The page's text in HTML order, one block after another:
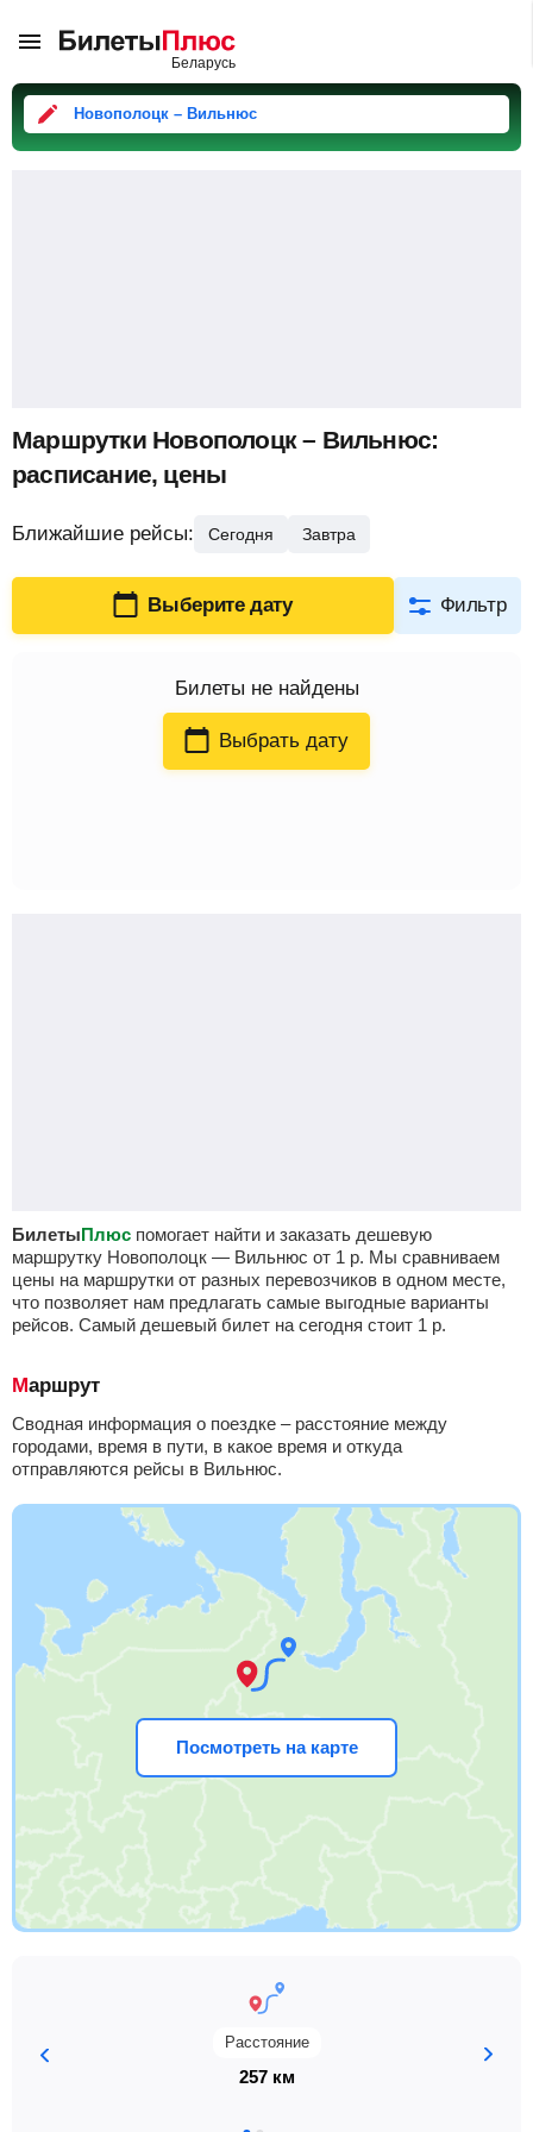
Новополоцк – Вильнюс
Маршрутки Новополоцк – Вильнюс:
расписание, цены
Ближайшие рейсы: Сегодня Завтра
Фильтр
Выберите дату
Билеты не найдены
Выбрать дату
БилетыПлюс помогает найти и заказать дешевую
маршрутку Новополоцк — Вильнюс от 1 р. Мы сравниваем
цены на маршрутки от разных перевозчиков в одном месте,
что позволяет нам предлагать самые выгодные варианты
рейсов. Самый дешевый билет на сегодня стоит 1 р.
Маршрут
Сводная информация о поездке – расстояние между
городами, время в пути, в какое время и откуда
отправляются рейсы в Вильнюс.
Посмотреть на карте
Расстояние
257 км